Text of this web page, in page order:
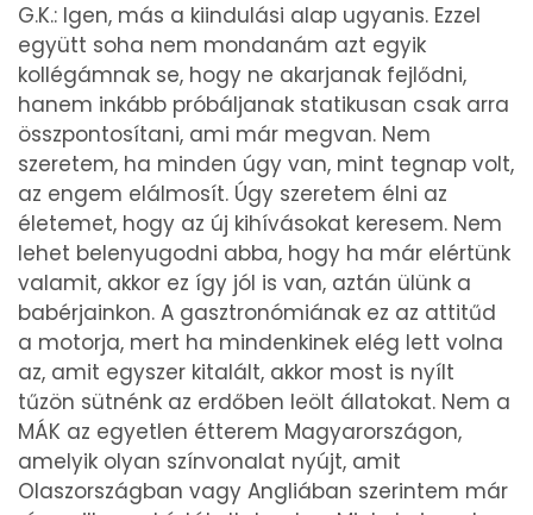
G.K.: Igen, más a kiindulási alap ugyanis. Ezzel
együtt soha nem mondanám azt egyik
kollégámnak se, hogy ne akarjanak fejlődni,
hanem inkább próbáljanak statikusan csak arra
összpontosítani, ami már megvan. Nem
szeretem, ha minden úgy van, mint tegnap volt,
az engem elálmosít. Úgy szeretem élni az
életemet, hogy az új kihívásokat keresem. Nem
lehet belenyugodni abba, hogy ha már elértünk
valamit, akkor ez így jól is van, aztán ülünk a
babérjainkon. A gasztronómiának ez az attitűd
a motorja, mert ha mindenkinek elég lett volna
az, amit egyszer kitalált, akkor most is nyílt
tűzön sütnénk az erdőben leölt állatokat. Nem a
MÁK az egyetlen étterem Magyarországon,
amelyik olyan színvonalat nyújt, amit
Olaszországban vagy Angliában szerintem már